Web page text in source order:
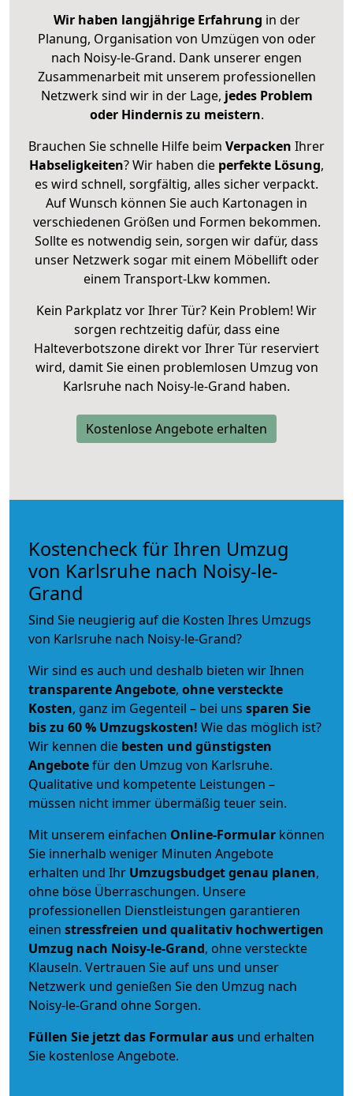
Wir haben langjährige Erfahrung in der
Planung, Organisation von Umzügen von oder
nach Noisy-le-Grand. Dank unserer engen
Zusammenarbeit mit unserem professionellen
Netzwerk sind wir in der Lage, jedes Problem
oder Hindernis zu meistern.
Brauchen Sie schnelle Hilfe beim Verpacken Ihrer
Habseligkeiten? Wir haben die perfekte Lösung,
es wird schnell, sorgfältig, alles sicher verpackt.
Auf Wunsch können Sie auch Kartonagen in
verschiedenen Größen und Formen bekommen.
Sollte es notwendig sein, sorgen wir dafür, dass
unser Netzwerk sogar mit einem Möbellift oder
einem Transport-Lkw kommen.
Kein Parkplatz vor Ihrer Tür? Kein Problem! Wir
sorgen rechtzeitig dafür, dass eine
Halteverbotszone direkt vor Ihrer Tür reserviert
wird, damit Sie einen problemlosen Umzug von
Karlsruhe nach Noisy-le-Grand haben.
Kostenlose Angebote erhalten
Kostencheck für Ihren Umzug
von Karlsruhe nach Noisy-le-
Grand
Sind Sie neugierig auf die Kosten Ihres Umzugs
von Karlsruhe nach Noisy-le-Grand?
Wir sind es auch und deshalb bieten wir Ihnen
transparente Angebote, ohne versteckte
Kosten, ganz im Gegenteil – bei uns sparen Sie
bis zu 60 % Umzugskosten! Wie das möglich ist?
Wir kennen die besten und günstigsten
Angebotefür den Umzug von Karlsruhe.
Qualitative und kompetente Leistungen –
müssen nicht immer übermäßig teuer sein.
Mit unserem einfachen Online-Formular können
Sie innerhalb weniger Minuten Angebote
erhalten und Ihr Umzugsbudgetgenau planen,
ohne böse Überraschungen. Unsere
professionellen Dienstleistungen garantieren
einen stressfreien und qualitativ hochwertigen
Umzug nach Noisy-le-Grand, ohne versteckte
Klauseln. Vertrauen Sie auf uns und unser
Netzwerk und genießen Sie den Umzug nach
Noisy-le-Grand ohne Sorgen.
Füllen Sie jetzt das Formular aus und erhalten
Sie kostenlose Angebote.